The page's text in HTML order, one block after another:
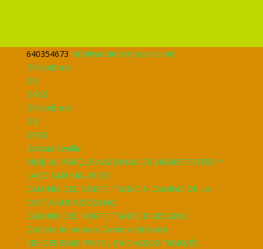
640354673 info@senderismosevilla.net
Facebook
X
RSS
Facebook
X
RSS
Eclipsia Sevilla
VIAJE AL PARQUE NACIONAL DE AIGÜESTORTES Y
LAGO SAN MAURICIO
CAMINO DEL NORTE TRAMO I- CAMINO DE LA
COSTA GUIPUZCOANO
CAMINO DEL NORTE TRAMO II VIZCAINO
Doblete de Verano Camino del Norte
SENDERISMO POR EL PAÍS VASCO FRANCÉS